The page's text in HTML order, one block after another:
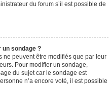
du forum s’il est possible de
sondage ?
ne peuvent être modifiés que par leur
Pour modifier un sondage,
du sujet car le sondage est
n’a encore voté, il est possible